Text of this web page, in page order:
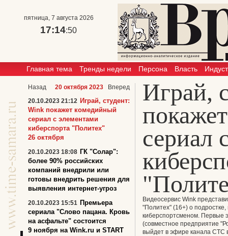
пятница, 7 августа 2026
17:14:50
Главная тема Тренды недели Персона Власть
Играй,
сериал
Видеосервис Wink
"Политех" (16+) о
киберспортсменом. Первые
(совместное предприятие
выйдет в эфире канала СТС
Назад 20 октября 2023
Вперед
20.10.2023 21:12 Играй, студент:
Wink покажет комедийный
сериал с элементами
киберспорта "Политех"
26 октября
20.10.2023 18:08 ГК "Солар":
более 90% российских
компаний внедрили или
готовы внедрить решения для
выявления интернет-угроз
20.10.2023 15:51 Премьера
сериала "Слово пацана. Кровь
на асфальте" состоится
9 ноября на Wink.ru и START